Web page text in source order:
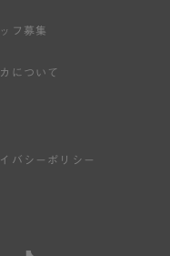
フ募集
について
バシーポリシー